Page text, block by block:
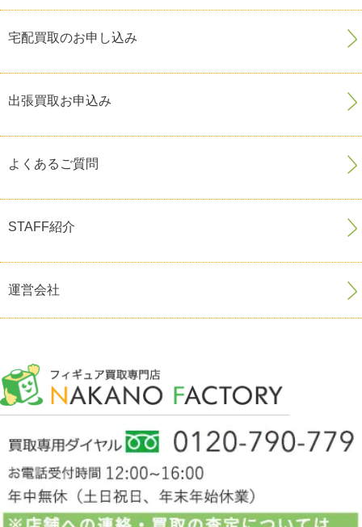
宅配買取のお申し込み
出張買取お申込み
よくあるご質問
STAFF紹介
運営会社